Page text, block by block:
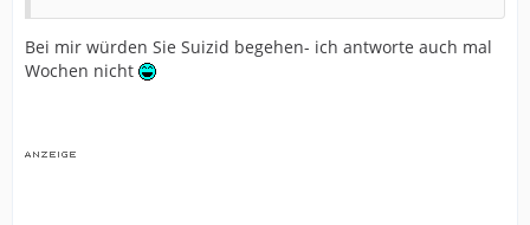
Bei mir würden Sie Suizid begehen- ich antworte auch mal
Wochen nicht